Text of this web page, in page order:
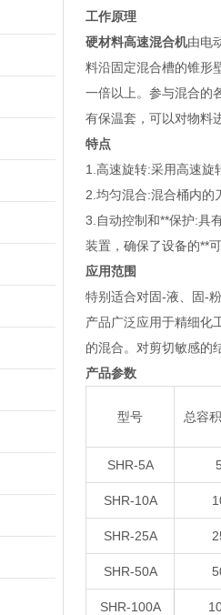
工作原理
硬材料高速混合机由电
料沿固定混合槽的锥形
一倍以上。参与混合的
有保温套，可以对物料
特点
1.高速旋转:采用高速旋
2.均匀混合:混合桶内的
3.自动控制和**保护:具
装置，确保了设备的**可
应用范围
特别适合对固-液、固-
产品广泛应用于精细化
的混合。对剪切敏感的
产品参数
型号 总容
SHR-5A 5
SHR-10A
SHR-25A
SHR-50A
SHR-100A